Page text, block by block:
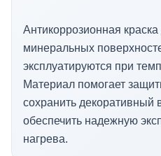
Антикоррозионная
минеральных
эксплуатируются при
Материал помогает
сохранить декоративный
обеспечить надежную
нагрева.